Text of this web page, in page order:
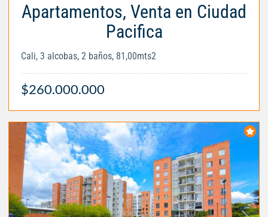
Apartamentos, Venta en Ciudad
Pacifica
Cali, 3 alcobas, 2 baños, 81,00mts2
$260.000.000